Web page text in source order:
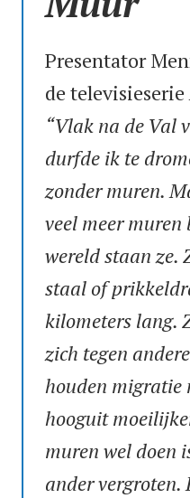
Presentator
de televisieserie
“Vlak na de Val
durfde ik te
zonder muren.
veel meer
wereld staan ze.
staal of
kilometers lang.
zich tegen
houden migratie
hooguit
muren wel doen
ander vergroten.